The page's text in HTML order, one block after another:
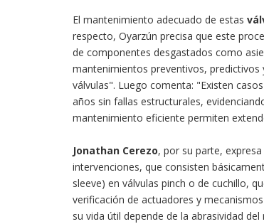
El mantenimiento adecuado de estas
respecto, Oyarzún precisa que este
de componentes desgastados como
mantenimientos preventivos,
válvulas". Luego comenta: "Existen
años sin fallas estructurales,
mantenimiento eficiente permiten
Jonathan Cerezo, por su parte,
intervenciones, que consisten
sleeve) en válvulas pinch o de cuchillo,
verificación de actuadores y
su vida útil depende de la abrasividad